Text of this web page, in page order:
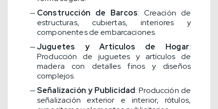
Construcción de Barcos: Creación de
estructuras, cubiertas, interiores y
componentes de embarcaciones.
Juguetes y Artículos de Hogar:
Producción de juguetes y artículos de
madera con detalles finos y diseños
complejos.
Señalización y Publicidad: Producción de
señalización exterior e interior, rótulos,